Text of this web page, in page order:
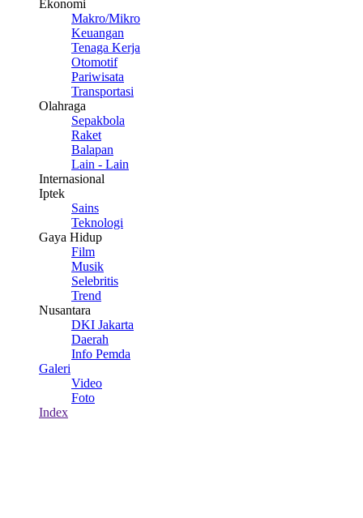
Ekonomi
Makro/Mikro
Keuangan
Tenaga Kerja
Otomotif
Pariwisata
Transportasi
Olahraga
Sepakbola
Raket
Balapan
Lain - Lain
Internasional
Iptek
Sains
Teknologi
Gaya Hidup
Film
Musik
Selebritis
Trend
Nusantara
DKI Jakarta
Daerah
Info Pemda
Galeri
Video
Foto
Index